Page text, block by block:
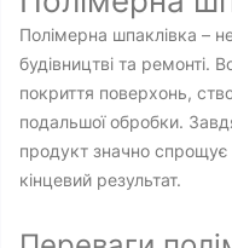
Полімерна шпаклівка –
будівництві та ремонті.
покриття поверхонь,
подальшої обробки.
продукт значно
кінцевий результат.